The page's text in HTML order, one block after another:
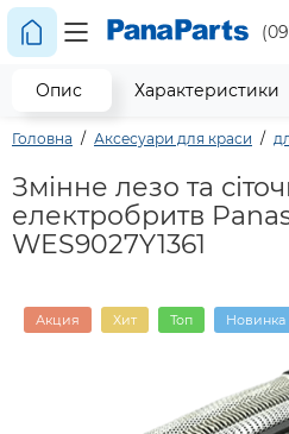
Головна Аксесуари для краси
Змінне лезо та
електробритв
WES9027Y1361
Акция Хит Топ Новинка
Опис Характеристики